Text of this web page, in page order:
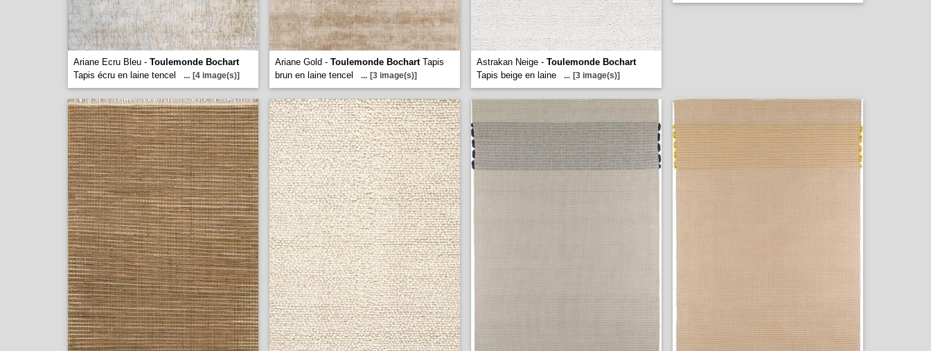
Ariane Ecru Bleu - Toulemonde Bochart
Tapis écru en laine tencel
... [4 image(s)]
Ariane Gold - Toulemonde BochartTapis
brun en laine tencel
... [3 image(s)]
Astrakan Neige - Toulemonde Bochart
Tapis beige en laine
... [3 image(s)]